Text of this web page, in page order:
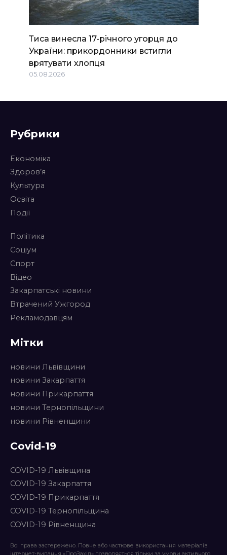
Тиса винесла 17-річного угорця до
України: прикордонники встигли
врятувати хлопця
05.08.2026
Рубрики
Економіка
Здоров’я
Культура
Освіта
Події
Політика
Соціум
Спорт
Відео
Закарпатські новини
Втрачений Ужгород
Рекламодавцям
Мітки
новини Львівщини
новини Закарпаття
новини Прикарпаття
новини Тернопільщини
новини Рівненщини
Covid-19
COVID-19 Львівщина
COVID-19 Закарпаття
COVID-19 Прикарпаття
COVID-19 Тернопільщина
COVID-19 Рівненщина
Всі права застережено. Повне або часткове використання матеріалів